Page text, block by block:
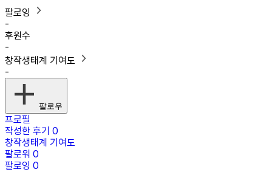
팔로잉
-
후원수
-
창작생태계 기여도
-
팔로우
프로필
작성한 후기 0
창작생태계 기여도
팔로워 0
팔로잉 0